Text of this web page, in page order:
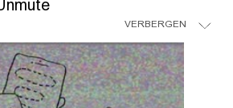
VERBERGEN